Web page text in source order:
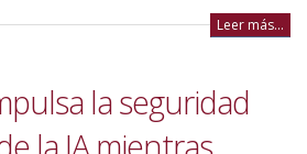
Leer más...
la seguridad